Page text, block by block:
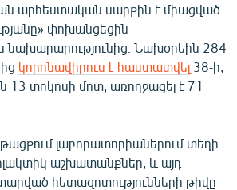
արհեստական սարքին է միացված
փոխանցեցին
նախարարությունից։ Նախօրեին 284
կորոնավիրուս է հաստատվել 38-ի,
13 տոկոսի մոտ, առողջացել է 71
լաբորատորիաներում տեղի
աշխատանքներ, և այդ
հետազոտությունների թիվը